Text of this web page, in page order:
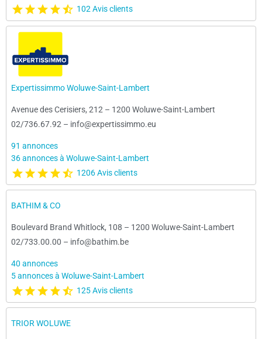
102 Avis clients
Expertissimmo Woluwe-Saint-Lambert
Avenue des Cerisiers, 212 – 1200 Woluwe-Saint-Lambert
02/736.67.92 – info@expertissimmo.eu
91 annonces
36 annonces à Woluwe-Saint-Lambert
1206 Avis clients
BATHIM & CO
Boulevard Brand Whitlock, 108 – 1200 Woluwe-Saint-Lambert
02/733.00.00 – info@bathim.be
40 annonces
5 annonces à Woluwe-Saint-Lambert
125 Avis clients
TRIOR WOLUWE